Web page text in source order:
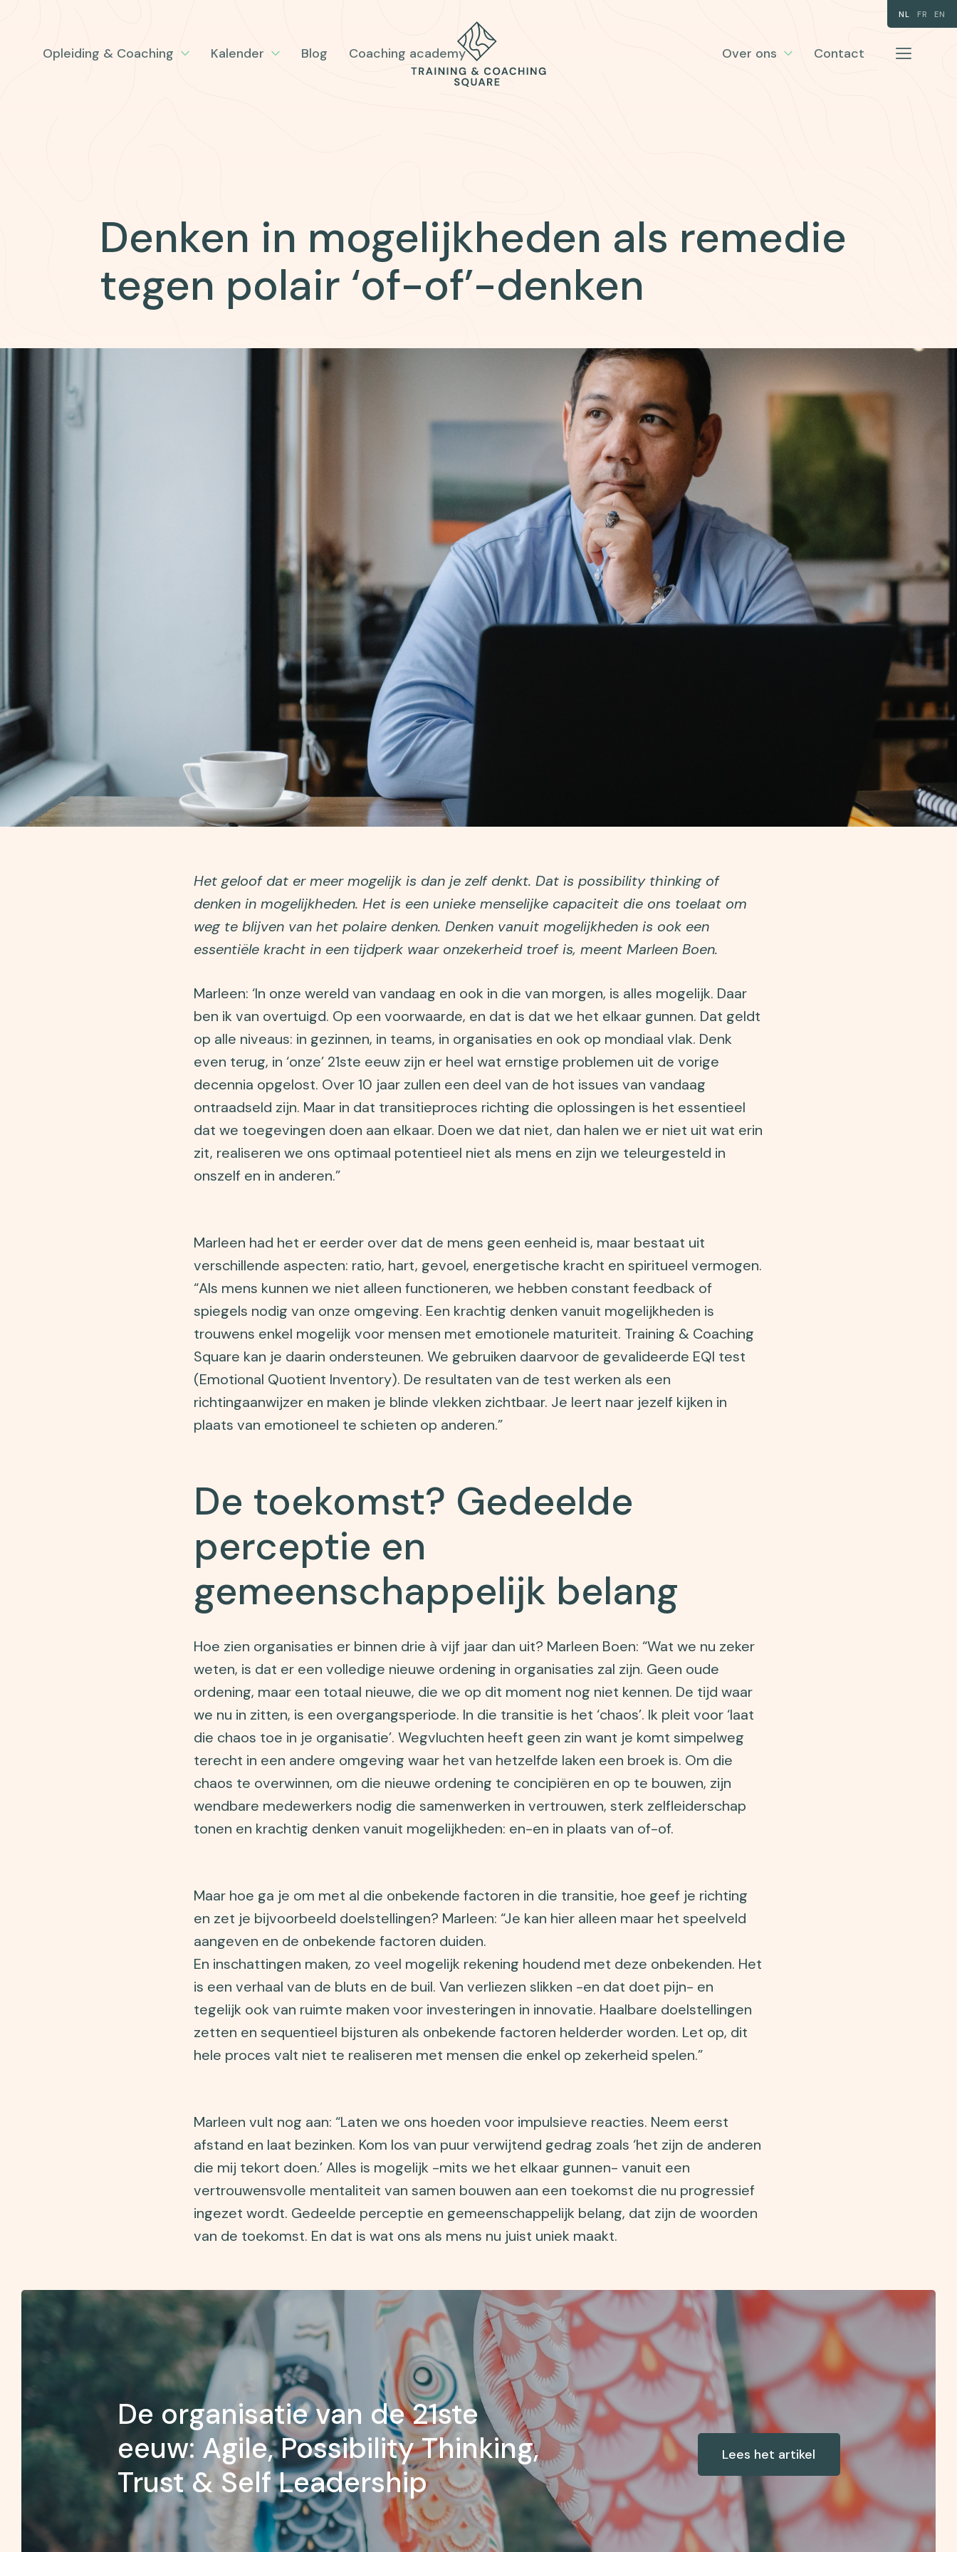
NL FR EN
Opleiding & Coaching Kalender Blog Coaching academy Over ons Contact
Denken in mogelijkheden als remedie
tegen polair ‘of-of’-denken
Het geloof dat er meer mogelijk is dan je zelf denkt. Dat is possibility thinking of
denken in mogelijkheden. Het is een unieke menselijke capaciteit die ons toelaat om
weg te blijven van het polaire denken. Denken vanuit mogelijkheden is ook een
essentiële kracht in een tijdperk waar onzekerheid troef is, meent Marleen Boen.
Marleen: ‘In onze wereld van vandaag en ook in die van morgen, is alles mogelijk. Daar
ben ik van overtuigd. Op een voorwaarde, en dat is dat we het elkaar gunnen. Dat geldt
op alle niveaus: in gezinnen, in teams, in organisaties en ook op mondiaal vlak. Denk
even terug, in ‘onze’ 21ste eeuw zijn er heel wat ernstige problemen uit de vorige
decennia opgelost. Over 10 jaar zullen een deel van de hot issues van vandaag
ontraadseld zijn. Maar in dat transitieproces richting die oplossingen is het essentieel
dat we toegevingen doen aan elkaar. Doen we dat niet, dan halen we er niet uit wat erin
zit, realiseren we ons optimaal potentieel niet als mens en zijn we teleurgesteld in
onszelf en in anderen.”
Marleen had het er eerder over dat de mens geen eenheid is, maar bestaat uit
verschillende aspecten: ratio, hart, gevoel, energetische kracht en spiritueel vermogen.
“Als mens kunnen we niet alleen functioneren, we hebben constant feedback of
spiegels nodig van onze omgeving. Een krachtig denken vanuit mogelijkheden is
trouwens enkel mogelijk voor mensen met emotionele maturiteit. Training & Coaching
Square kan je daarin ondersteunen. We gebruiken daarvoor de gevalideerde EQI test
(Emotional Quotient Inventory). De resultaten van de test werken als een
richtingaanwijzer en maken je blinde vlekken zichtbaar. Je leert naar jezelf kijken in
plaats van emotioneel te schieten op anderen.”
De toekomst? Gedeelde
perceptie en
gemeenschappelijk belang
Hoe zien organisaties er binnen drie à vijf jaar dan uit? Marleen Boen: “Wat we nu zeker
weten, is dat er een volledige nieuwe ordening in organisaties zal zijn. Geen oude
ordening, maar een totaal nieuwe, die we op dit moment nog niet kennen. De tijd waar
we nu in zitten, is een overgangsperiode. In die transitie is het ‘chaos’. Ik pleit voor ‘laat
die chaos toe in je organisatie’. Wegvluchten heeft geen zin want je komt simpelweg
terecht in een andere omgeving waar het van hetzelfde laken een broek is. Om die
chaos te overwinnen, om die nieuwe ordening te concipiëren en op te bouwen, zijn
wendbare medewerkers nodig die samenwerken in vertrouwen, sterk zelfleiderschap
tonen en krachtig denken vanuit mogelijkheden: en-en in plaats van of-of.
Maar hoe ga je om met al die onbekende factoren in die transitie, hoe geef je richting
en zet je bijvoorbeeld doelstellingen? Marleen: “Je kan hier alleen maar het speelveld
aangeven en de onbekende factoren duiden.
En inschattingen maken, zo veel mogelijk rekening houdend met deze onbekenden. Het
is een verhaal van de bluts en de buil. Van verliezen slikken -en dat doet pijn- en
tegelijk ook van ruimte maken voor investeringen in innovatie. Haalbare doelstellingen
zetten en sequentieel bijsturen als onbekende factoren helderder worden. Let op, dit
hele proces valt niet te realiseren met mensen die enkel op zekerheid spelen.”
Marleen vult nog aan: “Laten we ons hoeden voor impulsieve reacties. Neem eerst
afstand en laat bezinken. Kom los van puur verwijtend gedrag zoals ‘het zijn de anderen
die mij tekort doen.’ Alles is mogelijk -mits we het elkaar gunnen- vanuit een
vertrouwensvolle mentaliteit van samen bouwen aan een toekomst die nu progressief
ingezet wordt. Gedeelde perceptie en gemeenschappelijk belang, dat zijn de woorden
van de toekomst. En dat is wat ons als mens nu juist uniek maakt.
De organisatie van de 21ste
eeuw: Agile, Possibility Thinking,
Trust & Self Leadership
Lees het artikel